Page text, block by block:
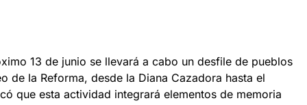
13 de junio se llevará a cabo un desfile de pueblos
de la Reforma, desde la Diana Cazadora hasta el
que esta actividad integrará elementos de memoria